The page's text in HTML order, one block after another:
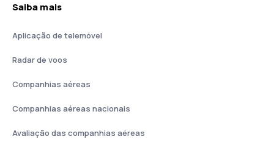
Saiba mais
Aplicação de telemóvel
Radar de voos
Companhias aéreas
Companhias aéreas nacionais
Avaliação das companhias aéreas